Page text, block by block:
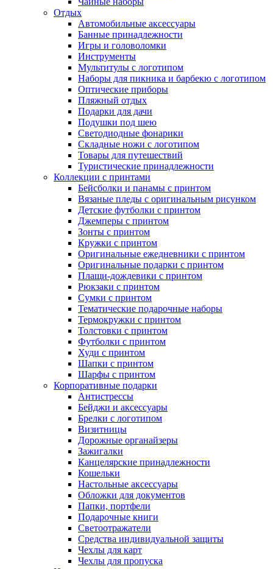
Отдых
Автомобильные аксессуары
Банные принадлежности
Игры и головоломки
Инструменты
Мультитулы с логотипом
Наборы для пикника и барбекю с логотипом
Оптические приборы
Пляжный отдых
Подарки для дачи
Подушки под шею
Светодиодные фонарики
Складные ножи с логотипом
Товары для путешествий
Туристические принадлежности
Коллекции с принтами
Бейсболки и панамы с принтом
Вязаные пледы с оригинальным рисунком
Детские футболки с принтом
Джемперы с принтом
Зонты с принтом
Кружки с принтом
Оригинальные ежедневники с принтом
Оригинальные подарки с принтом
Плащи-дождевики с принтом
Рюкзаки с принтом
Сумки с принтом
Тематические подарочные наборы
Термокружки с принтом
Толстовки с принтом
Футболки с принтом
Худи с принтом
Шапки с принтом
Шарфы с принтом
Корпоративные подарки
Антистрессы
Бейджи и аксессуары
Брелки с логотипом
Визитницы
Дорожные органайзеры
Зажигалки
Канцелярские принадлежности
Кошельки
Настольные аксессуары
Обложки для документов
Папки, портфели
Подарочные книги
Светоотражатели
Средства индивидуальной защиты
Чехлы для карт
Чехлы для пропуска